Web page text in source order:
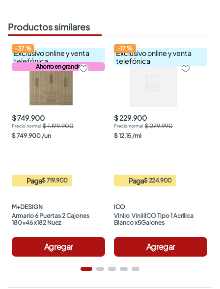
Productos similares
Exclusivo online y venta
telefónica
Ahorro en grande
-37%
$ 749.900
$ 1.199.900
$749.900 /un
Paga$ 719.900
M+DESIGN
Armario 6 Puertas 2 Cajones
180x46 x182 Nuez
Agregar
Exclusivo online y venta
telefónica
-17%
$ 229.900
$ 279.990
$12,15 /ml
Paga$ 224.900
ICO
Vinilo  ViniliICO Tipo 1 Acrílica
Blanco x5Galones
Agregar